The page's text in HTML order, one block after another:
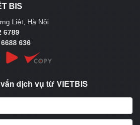
BIS
Liệt, Hà Nội
6789
636
dịch vụ từ VIETBIS